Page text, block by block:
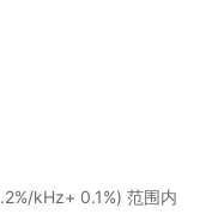
kHz+ 0.1%) 范围内